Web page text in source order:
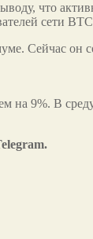
что
сети
Сейчас он
на 9%. В